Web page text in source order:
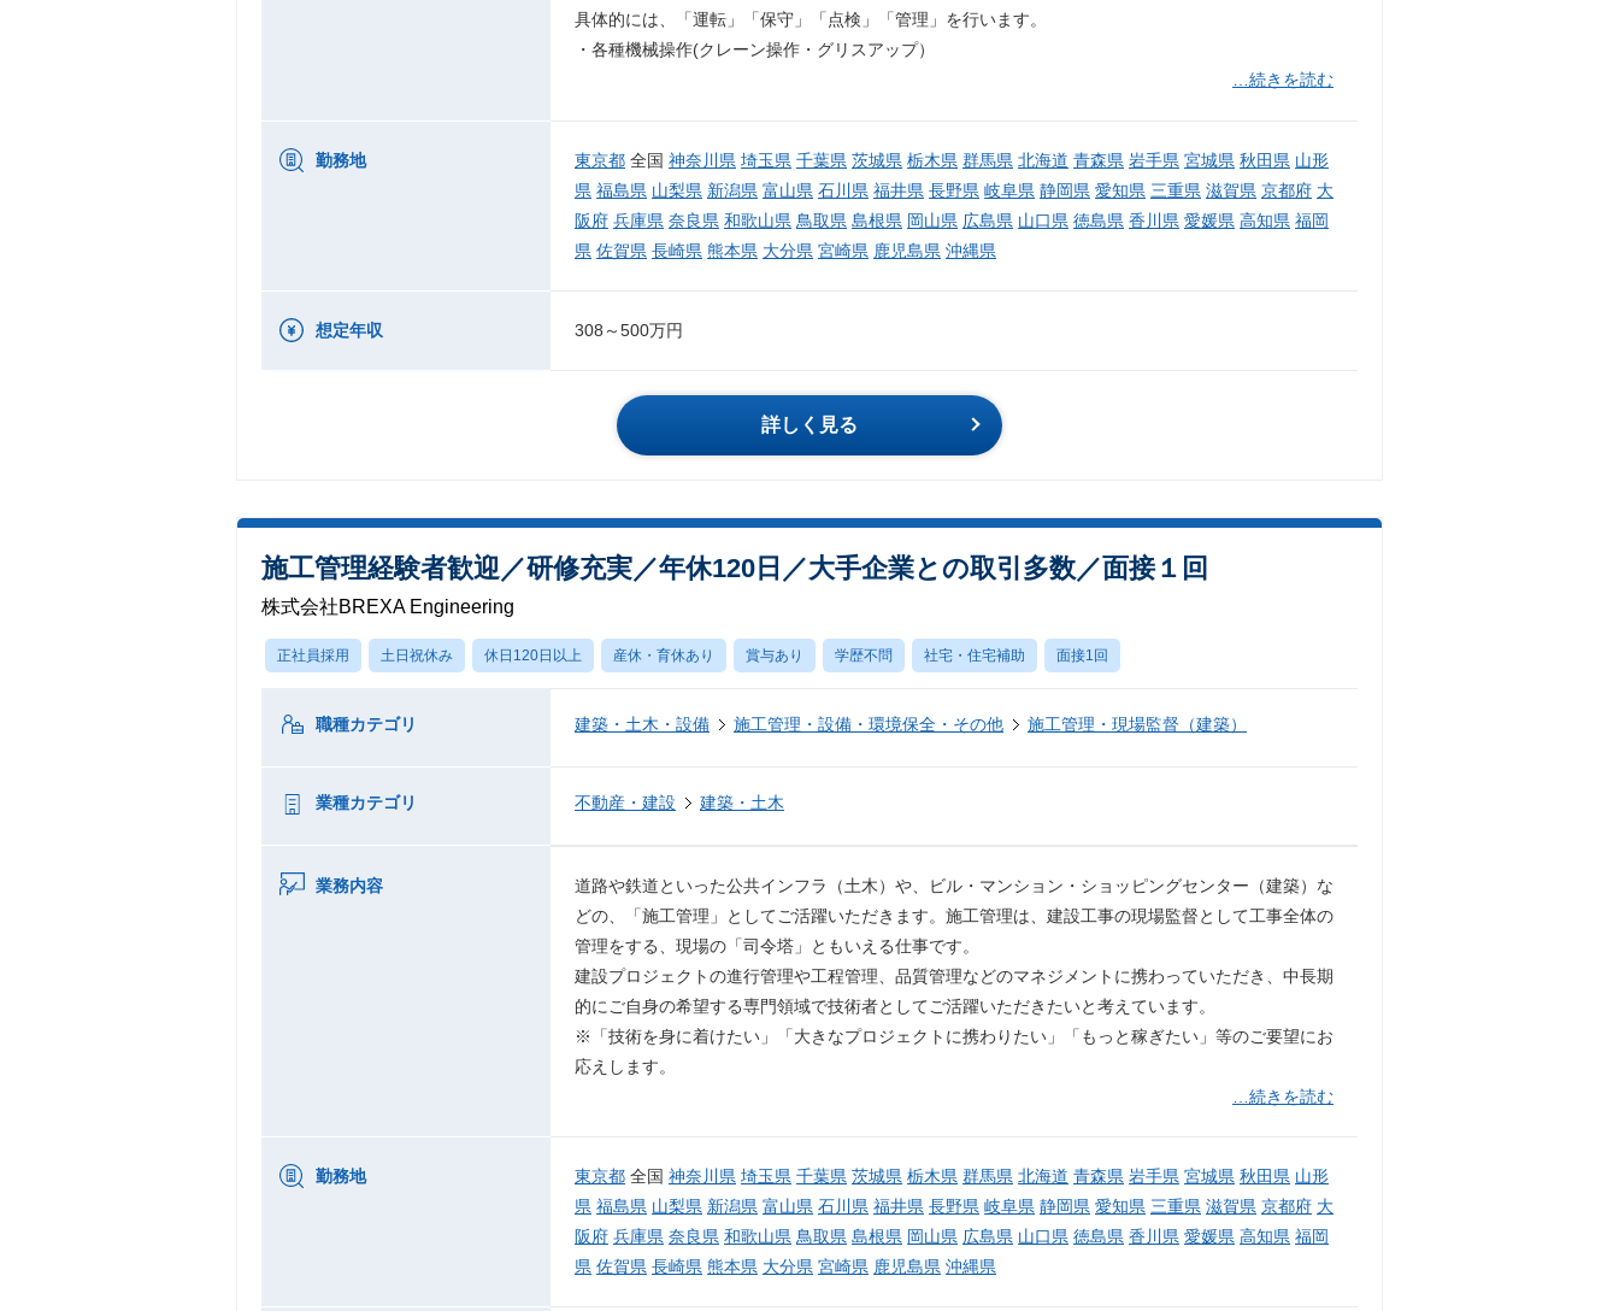
具体的には、「運転」「保守」「点検」「管理」を行います。
・各種機械操作(クレーン操作・グリスアップ）
…続きを読む
勤務地 東京都 全国 神奈川県 埼玉県 千葉県 茨城県 栃木県 群馬県 北海道 青森県 岩手県 宮城県 秋田県 山形
県 福島県 山梨県 新潟県 富山県 石川県 福井県 長野県 岐阜県 静岡県 愛知県 三重県 滋賀県 京都府 大
阪府 兵庫県 奈良県 和歌山県 鳥取県 島根県 岡山県 広島県 山口県 徳島県 香川県 愛媛県 高知県 福岡
県 佐賀県 長崎県 熊本県 大分県 宮崎県 鹿児島県 沖縄県
想定年収 308～500万円
詳しく見る
施工管理経験者歓迎／研修充実／年休120日／大手企業との取引多数／面接１回
株式会社BREXA Engineering
正社員採用 土日祝休み 休日120日以上 産休・育休あり 賞与あり 学歴不問 社宅・住宅補助 面接1回
職種カテゴリ 建築・土木・設備 施工管理・設備・環境保全・その他 施工管理・現場監督（建築）
業種カテゴリ 不動産・建設 建築・土木
業務内容
道路や鉄道といった公共インフラ（土木）や、ビル・マンション・ショッピングセンター（建築）な
どの、「施工管理」としてご活躍いただきます。施工管理は、建設工事の現場監督として工事全体の
管理をする、現場の「司令塔」ともいえる仕事です。
建設プロジェクトの進行管理や工程管理、品質管理などのマネジメントに携わっていただき、中長期
的にご自身の希望する専門領域で技術者としてご活躍いただきたいと考えています。
※「技術を身に着けたい」「大きなプロジェクトに携わりたい」「もっと稼ぎたい」等のご要望にお
応えします。
…続きを読む
勤務地 東京都 全国 神奈川県 埼玉県 千葉県 茨城県 栃木県 群馬県 北海道 青森県 岩手県 宮城県 秋田県 山形
県 福島県 山梨県 新潟県 富山県 石川県 福井県 長野県 岐阜県 静岡県 愛知県 三重県 滋賀県 京都府 大
阪府 兵庫県 奈良県 和歌山県 鳥取県 島根県 岡山県 広島県 山口県 徳島県 香川県 愛媛県 高知県 福岡
県 佐賀県 長崎県 熊本県 大分県 宮崎県 鹿児島県 沖縄県